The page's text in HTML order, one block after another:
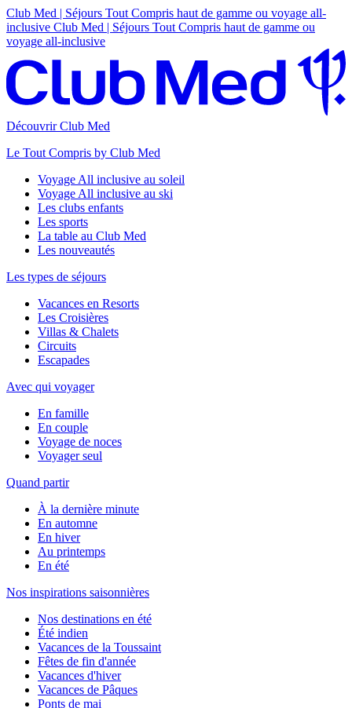
Club Med | Séjours Tout Compris haut de gamme ou voyage all-
inclusive Club Med | Séjours Tout Compris haut de gamme ou
voyage all-inclusive
Découvrir Club Med
Le Tout Compris by Club Med
Voyage All inclusive au soleil
Voyage All inclusive au ski
Les clubs enfants
Les sports
La table au Club Med
Les nouveautés
Les types de séjours
Vacances en Resorts
Les Croisières
Villas & Chalets
Circuits
Escapades
Avec qui voyager
En famille
En couple
Voyage de noces
Voyager seul
Quand partir
À la dernière minute
En automne
En hiver
Au printemps
En été
Nos inspirations saisonnières
Nos destinations en été
Été indien
Vacances de la Toussaint
Fêtes de fin d'année
Vacances d'hiver
Vacances de Pâques
Ponts de mai